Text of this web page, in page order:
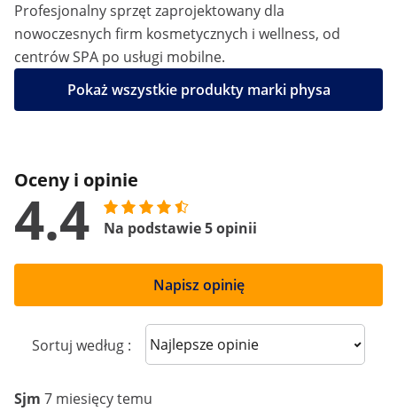
Profesjonalny sprzęt zaprojektowany dla
nowoczesnych firm kosmetycznych i wellness, od
centrów SPA po usługi mobilne.
Pokaż wszystkie produkty marki physa
Oceny i opinie
4.4 Na podstawie 5 opinii
Napisz opinię
Sortuj według : Sort reviews
Sjm 7 miesięcy temu